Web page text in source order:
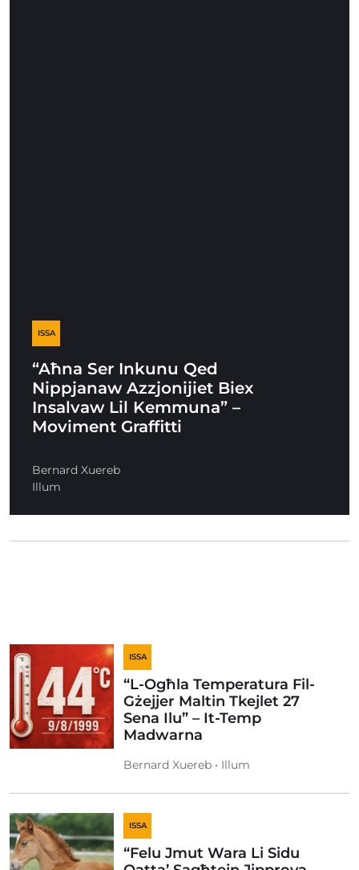
ISSA
“Aħna Ser Inkunu Qed
Nippjanaw Azzjonijiet Biex
Insalvaw Lil Kemmuna” –
Moviment Graffitti
Bernard Xuereb
Illum
ISSA
“L-Ogħla Temperatura Fil-
Gżejjer Maltin Tkejlet 27
Sena Ilu” – It-Temp
Madwarna
Bernard Xuereb • Illum
ISSA
“Felu Jmut Wara Li Sidu